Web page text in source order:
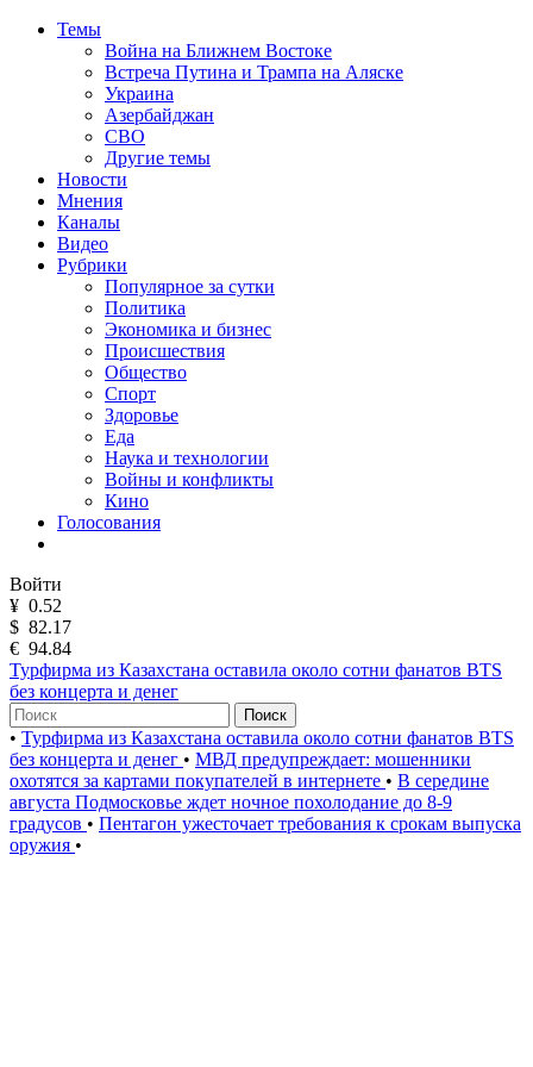
Темы
Война на Ближнем Востоке
Встреча Путина и Трампа на Аляске
Украина
Азербайджан
СВО
Другие темы
Новости
Мнения
Каналы
Видео
Рубрики
Популярное за сутки
Политика
Экономика и бизнес
Происшествия
Общество
Спорт
Здоровье
Еда
Наука и технологии
Войны и конфликты
Кино
Голосования
Войти
¥ 0.52
$ 82.17
€ 94.84
Турфирма из Казахстана оставила около сотни фанатов BTS
без концерта и денег
Поиск
• Турфирма из Казахстана оставила около сотни фанатов BTS
без концерта и денег • МВД предупреждает: мошенники
охотятся за картами покупателей в интернете • В середине
августа Подмосковье ждет ночное похолодание до 8-9
градусов • Пентагон ужесточает требования к срокам выпуска
оружия •